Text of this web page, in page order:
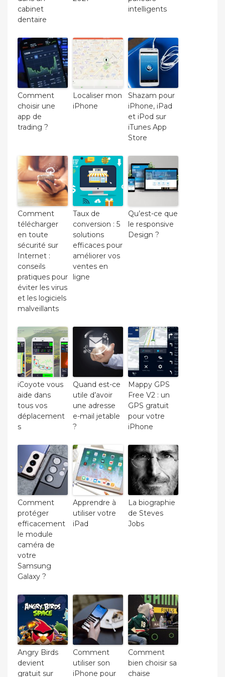
cabinet
dentaire
intelligents
Comment
choisir une
app de
trading ?
Localiser mon
iPhone
Shazam pour
iPhone, iPad
et iPod sur
iTunes App
Store
Comment
télécharger
en toute
sécurité sur
Internet :
conseils
pratiques pour
éviter les virus
et les logiciels
malveillants
Taux de
conversion : 5
solutions
efficaces pour
améliorer vos
ventes en
ligne
Qu’est-ce que
le responsive
Design ?
iCoyote vous
aide dans
tous vos
déplacement
s
Quand est-ce
utile d’avoir
une adresse
e-mail jetable
?
Mappy GPS
Free V2 : un
GPS gratuit
pour votre
iPhone
Comment
protéger
efficacement
le module
caméra de
votre
Samsung
Galaxy ?
Apprendre à
utiliser votre
iPad
La biographie
de Steves
Jobs
Angry Birds
devient
gratuit sur
Comment
utiliser son
iPhone pour
Comment
bien choisir sa
chaise